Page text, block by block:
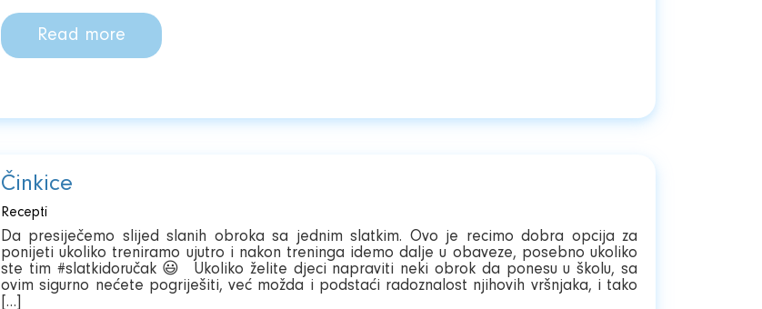
Read more
Činkice
Recepti
Da presiječemo slijed slanih obroka sa jednim slatkim. Ovo je recimo dobra opcija za
ponijeti ukoliko treniramo ujutro i nakon treninga idemo dalje u obaveze, posebno ukoliko
ste tim #slatkidoručak 😃 Ukoliko želite djeci napraviti neki obrok da ponesu u školu, sa
ovim sigurno nećete pogriješiti, već možda i podstaći radoznalost njihovih vršnjaka, i tako
[…]